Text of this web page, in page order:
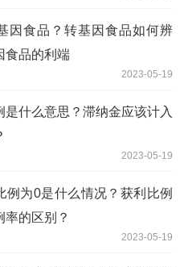
因食品？转基因食品如何辨
食品的利端
2023-05-19
是什么意思？滞纳金应该计入
2023-05-19
例为0是什么情况？获利比例
率的区别？
2023-05-19